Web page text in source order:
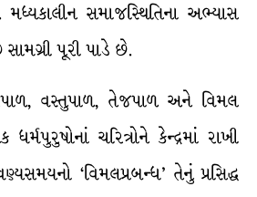
સમાજસ્થિતિના અભ્યાસ
સામગ્રી પૂરી પાડે છે.
વસ્તુપાળ, તેજપાળ અને વિમલ
ચરિત્રોને કેન્દ્રમાં રાખી
‘વિમલપ્રબન્ધ’ તેનું પ્રસિદ્ધ